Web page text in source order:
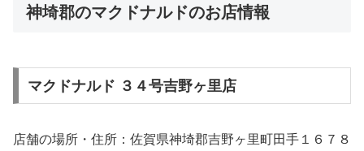
神埼郡のマクドナルドのお店情報
マクドナルド ３４号吉野ヶ里店
店舗の場所・住所：佐賀県神埼郡吉野ヶ里町田手１６７８